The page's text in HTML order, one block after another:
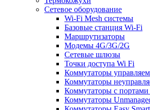
Сетевое оборудование
Wi-Fi Mesh системы
Базовые станция Wi-Fi
Маршрутизаторы
Модемы 4G/3G/2G
Сетевые шлюзы
Точки доступа Wi Fi
Коммутаторы
Коммутаторы
Коммутаторы с портами
Коммутаторы